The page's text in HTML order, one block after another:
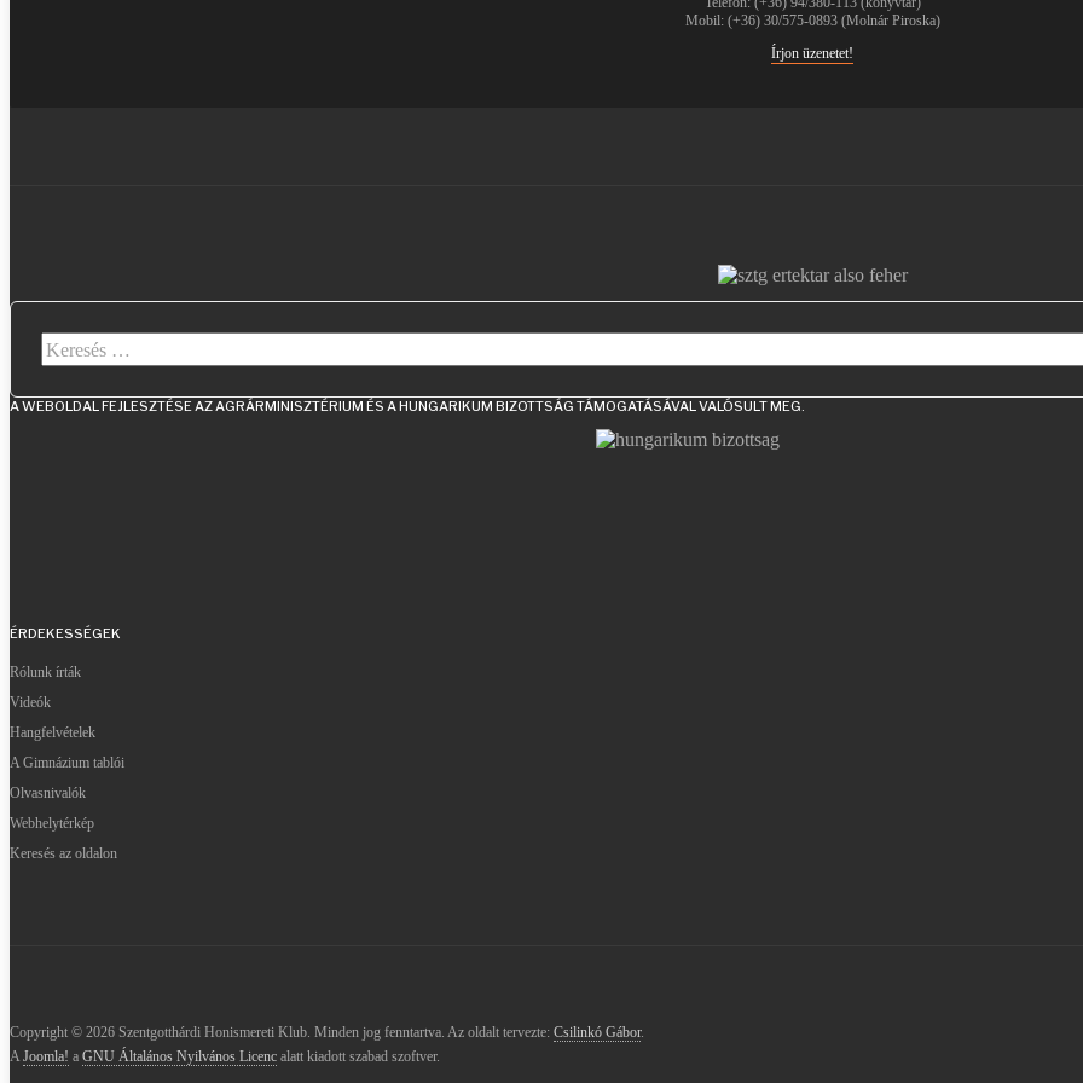
Mobil: (+36) 30/575-0893 (Molnár Piroska)
Írjon üzenetet!
Keresés...
A WEBOLDAL FEJLESZTÉSE AZ AGRÁRMINISZTÉRIUM ÉS A HUNGARIKUM BIZOTTSÁG TÁMOGATÁSÁVAL VALÓSULT MEG.
ÉRDEKESSÉGEK
Rólunk írták
Videók
Hangfelvételek
A Gimnázium tablói
Olvasnivalók
Webhelytérkép
Keresés az oldalon
Copyright © 2026 Szentgotthárdi Honismereti Klub. Minden jog fenntartva. Az oldalt tervezte: Csilinkó Gábor.
AJoomla! a GNU Általános Nyilvános Licenc alatt kiadott szabad szoftver.